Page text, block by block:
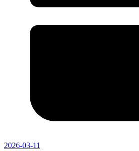
2026-03-11